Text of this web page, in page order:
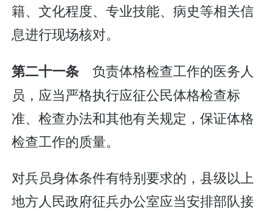
籍、文化程度、专业技能、病史等相关信
息进行现场核对。
第二十一条 负责体格检查工作的医务人
员，应当严格执行应征公民体格检查标
准、检查办法和其他有关规定，保证体格
检查工作的质量。
对兵员身体条件有特别要求的，县级以上
地方人民政府征兵办公室应当安排部队接